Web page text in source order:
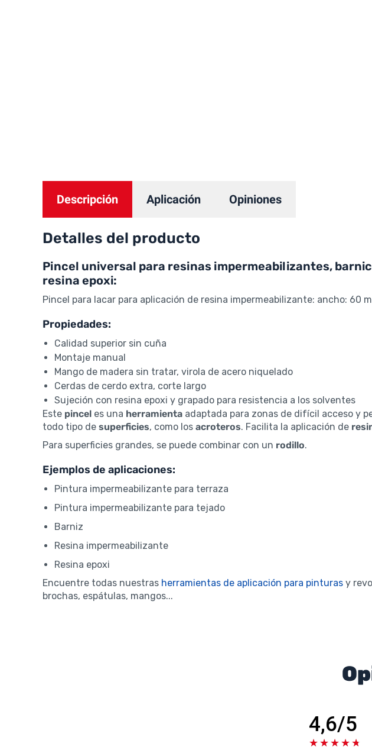
Descripción Aplicación Opiniones
Detalles del producto
Pincel universal para resinas impermeabilizantes,
resina epoxi:
Pincel para lacar para aplicación de resina impermeabilizante: ancho: 60
Propiedades:
Calidad superior sin cuña
Montaje manual
Mango de madera sin tratar, virola de acero niquelado
Cerdas de cerdo extra, corte largo
Sujeción con resina epoxi y grapado para resistencia a los solventes
Este pincel es una herramienta adaptada para zonas de difícil acceso y
todo tipo de superficies, como los acroteros. Facilita la aplicación de
Para superficies grandes, se puede combinar con un rodillo.
Ejemplos de aplicaciones:
Pintura impermeabilizante para terraza
Pintura impermeabilizante para tejado
Barniz
Resina impermeabilizante
Resina epoxi
Encuentre todas nuestras herramientas de aplicación para pinturas y
brochas, espátulas, mangos...
4,6/5
★★★★★
★★★★★